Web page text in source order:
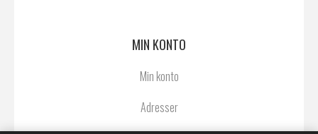
MIN KONTO
Min konto
Adresser